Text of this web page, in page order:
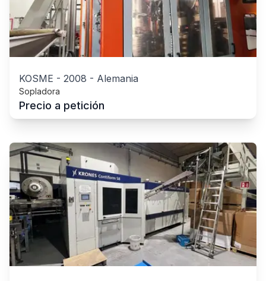
KOSME - 2008 - Alemania
Sopladora
Precio a petición